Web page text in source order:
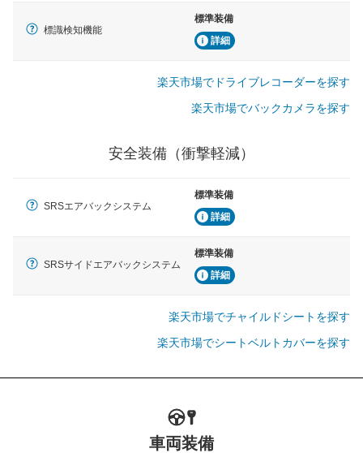
標識検知機能
標準装備
詳細
楽天市場でドライブレコーダーを探す
楽天市場でバックカメラを探す
安全装備（衝撃軽減）
SRSエアバックシステム
標準装備
詳細
SRSサイドエアバックシステム
標準装備
詳細
楽天市場でチャイルドシートを探す
楽天市場でシートベルトカバーを探す
車両装備